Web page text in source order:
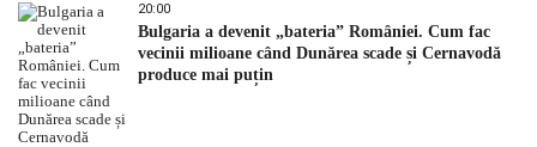
20:00
Bulgaria a devenit „bateria” României. Cum fac
vecinii milioane când Dunărea scade și Cernavodă
produce mai puțin